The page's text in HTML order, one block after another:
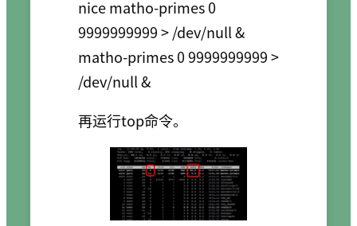
nice matho-primes 0
9999999999 > /dev/null &
matho-primes 0 9999999999 >
再运行top命令。